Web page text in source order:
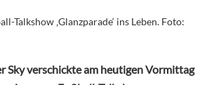
Talkshow ‚Glanzparade‘ ins Leben. Foto:
Sky verschickte am heutigen Vormittag